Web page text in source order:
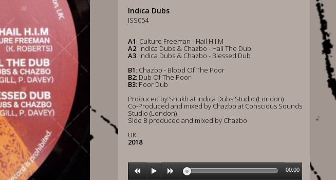
Indica Dubs
ISS054
A1: Culture Freeman - Hail H.I.M
A2: Indica Dubs & Chazbo - Hail The Dub
A3: Indica Dubs & Chazbo - Blessed Dub
B1: Chazbo - Blood Of The Poor
B2: Dub Of The Poor
B3: Poor Dub
Produced by Shukh at Indica Dubs Studio (London)
Co-Produced and mixed by Chazbo at Conscious Sounds
Studio (London)
Side B produced and mixed by Chazbo
UK
2018
00:00